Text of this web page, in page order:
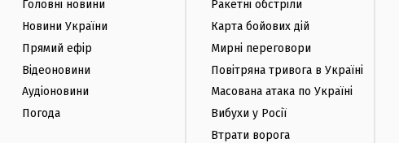
Головні новини
Новини України
Прямий ефір
Відеоновини
Аудіоновини
Погода
Ракетні обстріли
Карта бойових дій
Мирні переговори
Повітряна тривога в Україні
Масована атака по Україні
Вибухи у Росії
Втрати ворога